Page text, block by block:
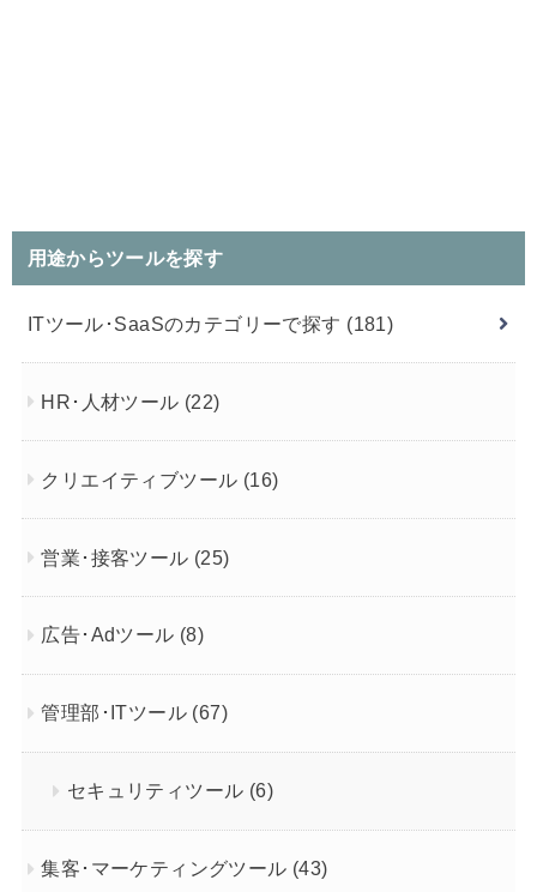
用途からツールを探す
ITツール･SaaSのカテゴリーで探す (181)
HR･人材ツール (22)
クリエイティブツール (16)
営業･接客ツール (25)
広告･Adツール (8)
管理部･ITツール (67)
セキュリティツール (6)
集客･マーケティングツール (43)